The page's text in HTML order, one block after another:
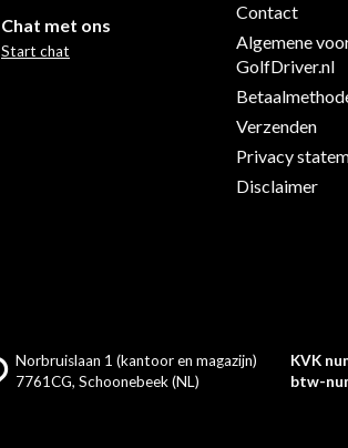
Chat met ons
Start chat
Contact
Algemene
GolfDriver.nl
Verzenden
Privacy
Disclaimer
Norbruislaan 1 (kantoor en magazijn)
7761CG, Schoonebeek (NL)
KVK
btw-